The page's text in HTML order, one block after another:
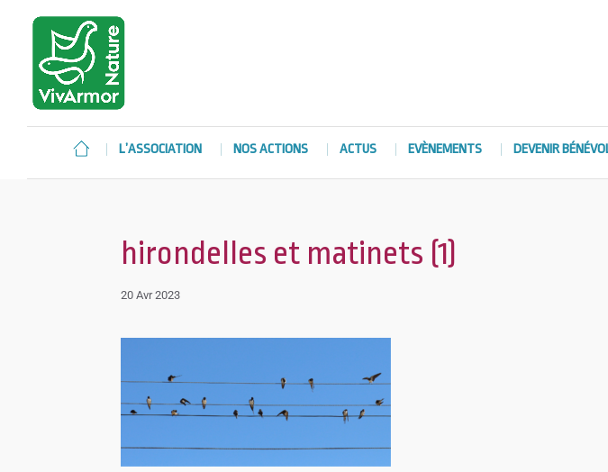
L’ASSOCIATION NOS ACTIONS ACTUS EVÈNEMENTS DEVENIR
hirondelles et matinets (1)
20 Avr 2023